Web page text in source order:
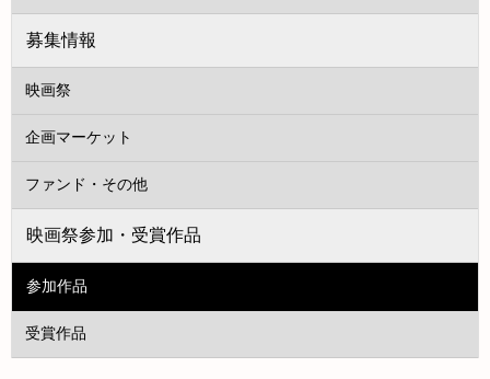
募集情報
映画祭
企画マーケット
ファンド・その他
映画祭参加・受賞作品
参加作品
受賞作品